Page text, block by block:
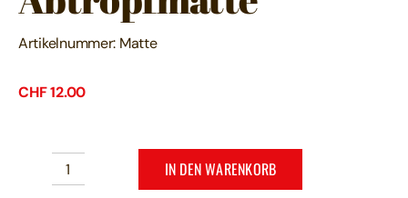
Artikelnummer: Matte
CHF12.00
Barista
IN DEN WARENKORB